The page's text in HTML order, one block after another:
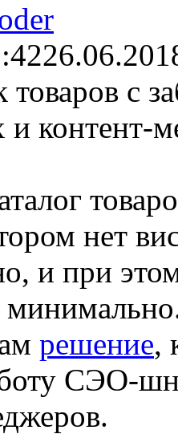
с
и контент-
нет
и при
решение,
СЭО-